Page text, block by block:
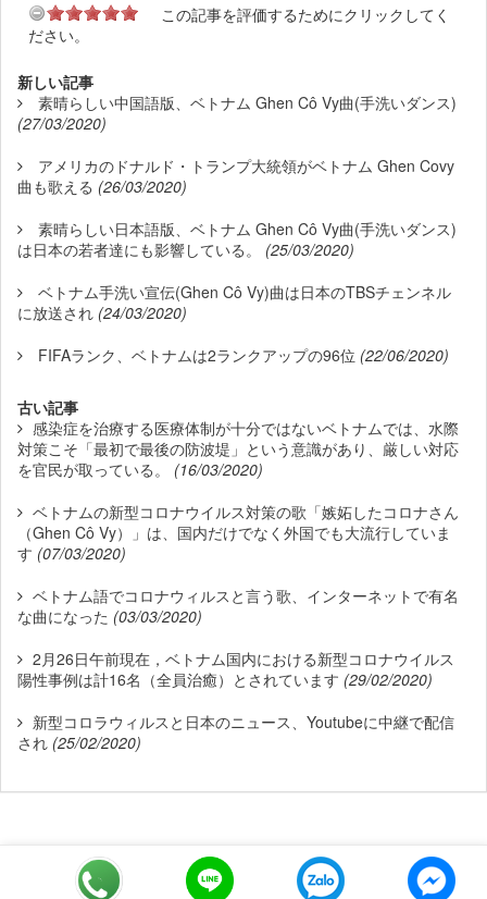
この記事を評価するためにクリックしてく
ださい。
新しい記事
素晴らしい中国語版、ベトナム Ghen Cô Vy曲(手洗いダンス)
(27/03/2020)
アメリカのドナルド・トランプ大統領がベトナム Ghen Covy
曲も歌える (26/03/2020)
素晴らしい日本語版、ベトナム Ghen Cô Vy曲(手洗いダンス)
は日本の若者達にも影響している。
(25/03/2020)
ベトナム手洗い宣伝(Ghen Cô Vy)曲は日本のTBSチェンネル
に放送され (24/03/2020)
FIFAランク、ベトナムは2ランクアップの96位 (22/06/2020)
古い記事
感染症を治療する医療体制が十分ではないベトナムでは、水際
対策こそ「最初で最後の防波堤」という意識があり、厳しい対応
を官民が取っている。
(16/03/2020)
ベトナムの新型コロナウイルス対策の歌「嫉妬したコロナさん
（Ghen Cô Vy）」は、国内だけでなく外国でも大流行していま
す (07/03/2020)
ベトナム語でコロナウィルスと言う歌、インターネットで有名
な曲になった (03/03/2020)
2月26日午前現在，ベトナム国内における新型コロナウイルス
陽性事例は計16名（全員治癒）とされています (29/02/2020)
新型コロラウィルスと日本のニュース、Youtubeに中継で配信
され (25/02/2020)